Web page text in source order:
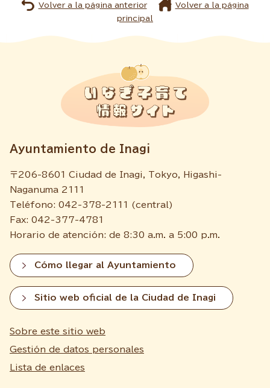
Volver a la página anterior
Volver a la página
principal
Ayuntamiento de Inagi
〒206-8601 Ciudad de Inagi, Tokyo, Higashi-
Naganuma 2111
Teléfono: 042-378-2111 (central)
Fax: 042-377-4781
Horario de atención: de 8:30 a.m. a 5:00 p.m.
Cómo llegar al Ayuntamiento
Sitio web oficial de la Ciudad de Inagi
Sobre este sitio web
Gestión de datos personales
Lista de enlaces